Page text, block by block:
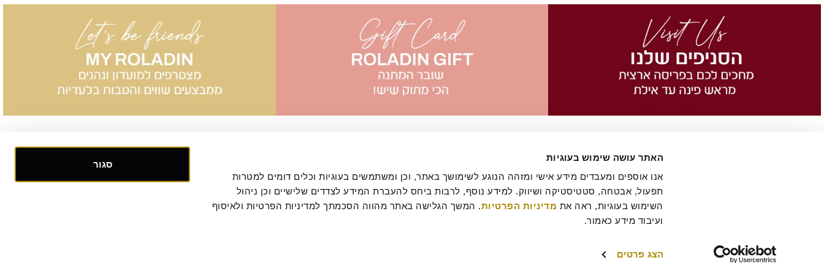
האתר עושה שימוש בעוגיות
השימוש בעוגיות, ראה את מדיניות הפרטיות
ועיבוד מידע כאמור.
הצג פרטים
סגור
הצהרת נגישות מדיניות פרטיות ביטול עסקה מדיניות ביטולים וסדנאות שאלות ותשובות
דרושים
תקנון מדיניות מצלמות אבטחה